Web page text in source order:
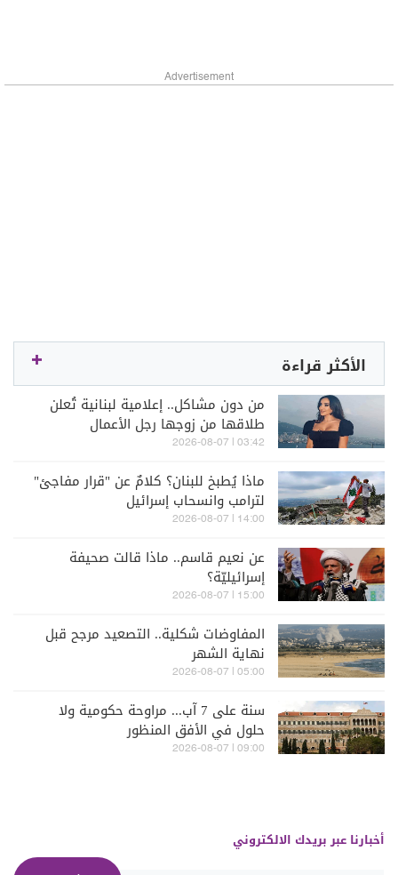
Advertisement
الأكثر قراءة
من دون مشاكل.. إعلامية لبنانية تُعلن
طلاقها من زوجها رجل الأعمال
03:42 | 2026-08-07
ماذا يُطبخ للبنان؟ كلامٌ عن "قرار مفاجئ"
لترامب وانسحاب إسرائيل
14:00 | 2026-08-07
عن نعيم قاسم.. ماذا قالت صحيفة
إسرائيليّة؟
15:00 | 2026-08-07
المفاوضات شكلية.. التصعيد مرجح قبل
نهاية الشهر
05:00 | 2026-08-07
سنة على 7 آب... مراوحة حكومية ولا
حلول في الأفق المنظور
09:00 | 2026-08-07
أخبارنا عبر بريدك الالكتروني